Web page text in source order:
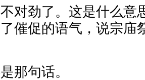
对劲了。这是什么意
催促的语气，说宗庙
那句话。